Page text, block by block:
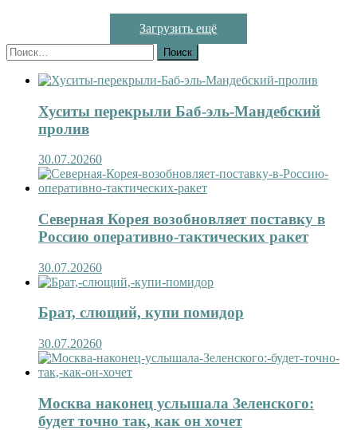
Загрузить ещё
Найти:
Хуситы перекрыли Баб-эль-Мандебский
пролив
30.07.20260
Северная Корея возобновляет поставку в
Россию оперативно-тактических ракет
30.07.20260
Брат, слющий, купи помидор
30.07.20260
Москва наконец услышала Зеленского:
будет точно так, как он хочет